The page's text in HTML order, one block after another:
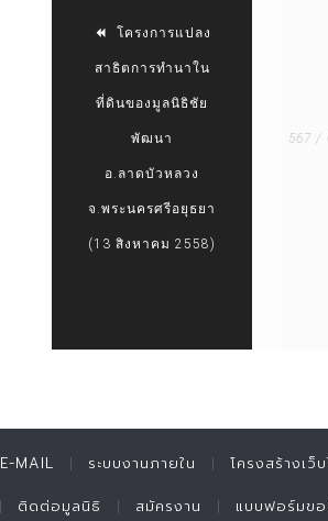
โครงการแปลง
สาธิตการทำนาใน
ที่ดินของมูลนิธิชัย
พัฒนา
อ.ลาดบัวหลวง
จ.พระนครศรีอยุธยา
(13 สิงหาคม 2558)
567 /
E-MAIL ระบบงานภายใน โครงสร้างเว็
ติดต่อมูลนิธิ สมัครงาน แบบฟอร์มขอ